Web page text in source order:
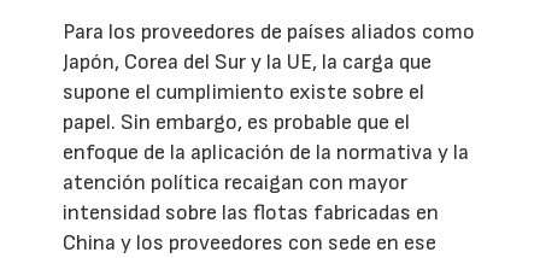
Para los proveedores de países aliados como
Japón, Corea del Sur y la UE, la carga que
supone el cumplimiento existe sobre el
papel. Sin embargo, es probable que el
enfoque de la aplicación de la normativa y la
atención política recaigan con mayor
intensidad sobre las flotas fabricadas en
China y los proveedores con sede en ese